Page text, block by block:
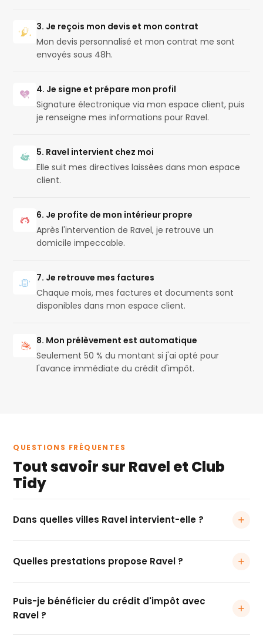
3. Je reçois mon devis et mon contrat
Mon devis personnalisé et mon contrat me sont
envoyés sous 48h.
4. Je signe et prépare mon profil
Signature électronique via mon espace client, puis
je renseigne mes informations pour Ravel.
5. Ravel intervient chez moi
Elle suit mes directives laissées dans mon espace
client.
6. Je profite de mon intérieur propre
Après l'intervention de Ravel, je retrouve un
domicile impeccable.
7. Je retrouve mes factures
Chaque mois, mes factures et documents sont
disponibles dans mon espace client.
8. Mon prélèvement est automatique
Seulement 50 % du montant si j'ai opté pour
l'avance immédiate du crédit d'impôt.
QUESTIONS FRÉQUENTES
Tout savoir sur Ravel et Club
Tidy
Dans quelles villes Ravel intervient-elle ?
(59100), Croix (59170),Lille (59000),Tourcoing
profil Club Tidy.
Quelles prestations propose Ravel ?
(entretien courant, grand ménage ponctuel ou régulier)
et derepassage à domicile
Puis-je bénéficier du crédit d'impôt avec
Ravel ?